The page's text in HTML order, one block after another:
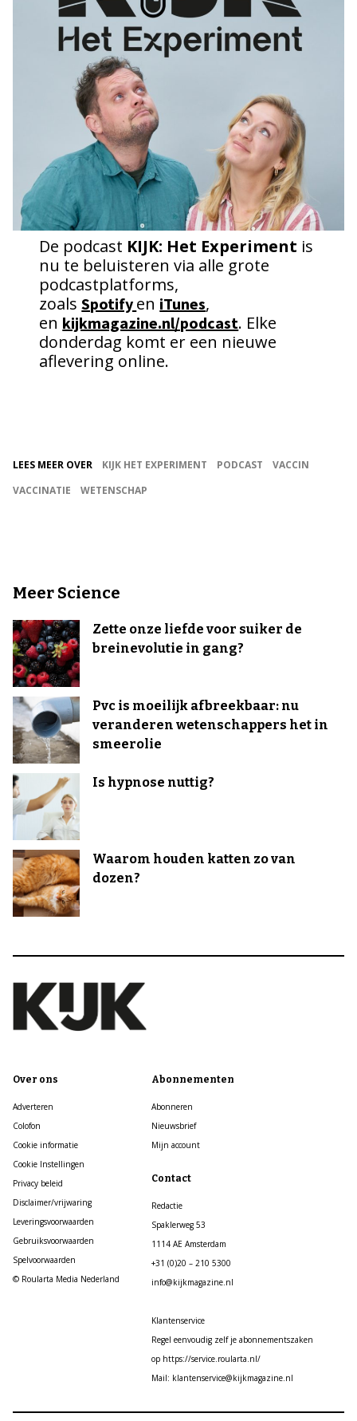
De podcast KIJK: Het Experiment is
nu te beluisteren via alle grote
podcastplatforms,
zoalsSpotify en iTunes,
en kijkmagazine.nl/podcast. Elke
donderdag komt er een nieuwe
aflevering online.
LEES MEER OVER KIJK HET EXPERIMENT PODCAST
VACCIN
VACCINATIE
WETENSCHAP
Meer Science
Zette onze liefde voor suiker de
breinevolutie in gang?
Pvc is moeilijk afbreekbaar: nu
veranderen wetenschappers het in
smeerolie
Is hypnose nuttig?
Waarom houden katten zo van
dozen?
Over ons
Adverteren
Colofon
Cookie informatie
Cookie Instellingen
Privacy beleid
Disclaimer/vrijwaring
Leveringsvoorwaarden
Gebruiksvoorwaarden
Spelvoorwaarden
© Roularta Media Nederland
Abonnementen
Abonneren
Nieuwsbrief
Mijn account
Contact
Redactie
Spaklerweg 53
1114 AE Amsterdam
+31 (0)20 – 210 5300
info@kijkmagazine.nl
Klantenservice
Regel eenvoudig zelf je abonnementszaken
op https://service.roularta.nl/
Mail: klantenservice@kijkmagazine.nl